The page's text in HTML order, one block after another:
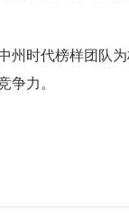
时代榜样团队
争力。